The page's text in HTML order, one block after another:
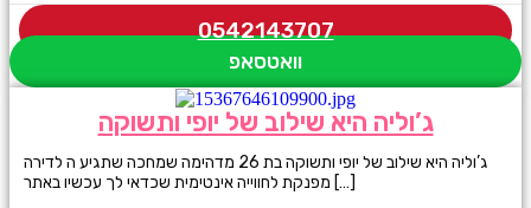
0542143707
וואטסאפ
ג’וליה היא שילוב של יופי ותשוקה
ג’וליה היא שילוב של יופי ותשוקה בת 26 מדהימה שמחכה שתגיע ה לדירה
מפנקת לחווייה אינטימית שכדאי לך עכשיו באתר […]